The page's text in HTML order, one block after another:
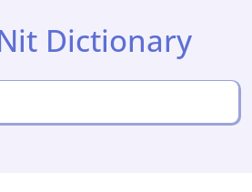
Dictionary